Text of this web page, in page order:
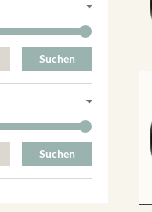
Suchen
Suchen